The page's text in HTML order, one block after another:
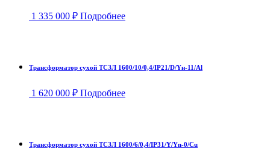
1 335 000 ₽ Подробнее
Трансформатор сухой ТСЗЛ 1600/10/0,4/IP21/D/Yн-11/Al
1 620 000 ₽ Подробнее
Трансформатор сухой ТСЗЛ 1600/6/0,4/IP31/Y/Yn-0/Cu